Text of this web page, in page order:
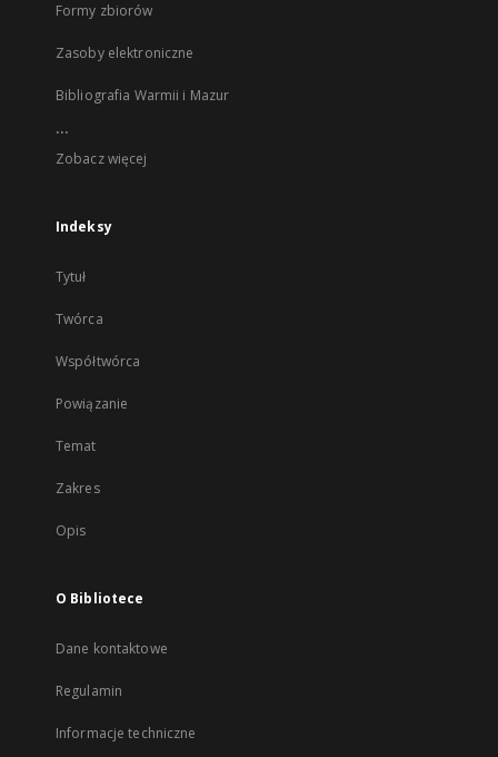
Formy zbiorów
Zasoby elektroniczne
Bibliografia Warmii i Mazur
...
Zobacz więcej
Indeksy
Tytuł
Twórca
Współtwórca
Powiązanie
Temat
Zakres
Opis
O Bibliotece
Dane kontaktowe
Regulamin
Informacje techniczne